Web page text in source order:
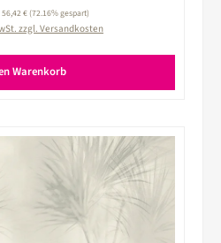
Regulärer Preis:
56,42 €(72.16% gespart)
zzgl. Versandkosten
Warenkorb